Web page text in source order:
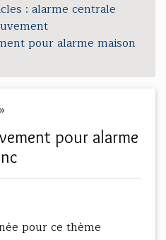
: alarme centrale
pour alarme maison
pour ce thème